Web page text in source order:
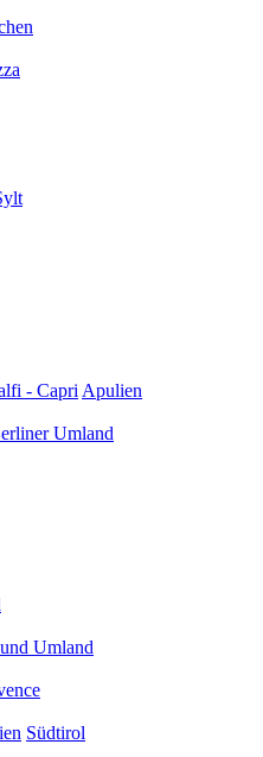
- Capri Apulien
Umland
Umland
Südtirol